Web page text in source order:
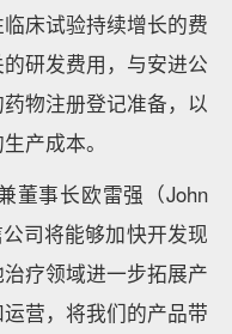
床试验持续增长的费
研发费用，与安进公
物注册登记准备，以
产成本。
董事长欧雷强（John
司将能够加快开发现
疗领域进一步拓展产
营，将我们的产品带